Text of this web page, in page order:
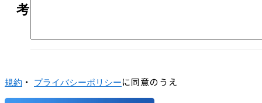
考
規約 ・ プライバシーポリシーに同意のうえ